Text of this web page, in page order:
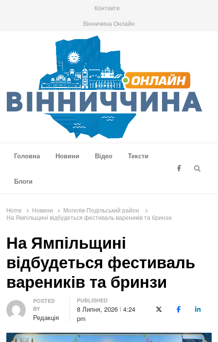
Контакти
Вінничина Онлайн
Головна
Новини Відео Тексти
Блоги
Home Новини
Могилів-Подільський район
На Ямпільщині відбудеться фестиваль вареників та бринзи
На Ямпільщині
відбудеться фестиваль
вареників та бринзи
Author
POSTED
BY
Редакція
PUBLISHED
8 Липня, 2026 4:24
pm
X (Twitter)Facebook